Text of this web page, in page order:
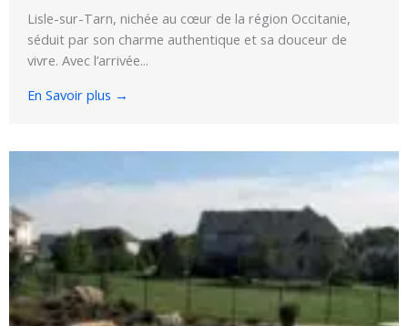
Lisle-sur-Tarn, nichée au cœur de la région Occitanie,
séduit par son charme authentique et sa douceur de
vivre. Avec l’arrivée...
En Savoir plus →